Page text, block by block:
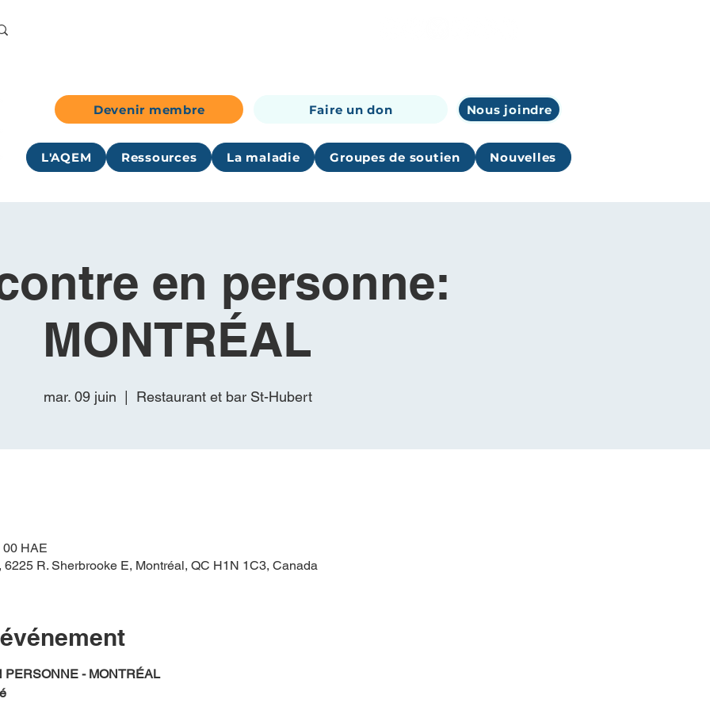
Devenir membre Faire un don Nous joindre
L'AQEM Ressources La maladie Groupes de soutien Nouvelles
en personne:
MONTRÉAL
mar. 09 juin Restaurant et bar St-Hubert
00 HAE
R. Sherbrooke E, Montréal, QC H1N 1C3, Canada
- MONTRÉAL